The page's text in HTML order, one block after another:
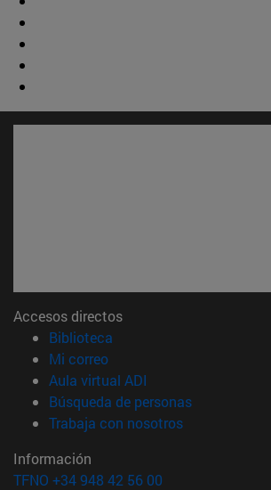
Accesos directos
Biblioteca
Mi correo(abre en nueva ventana)
Aula virtual ADI
Búsqueda de personas(abre en
Trabaja con nosotros(abre en
Información
TFNO +34 948 42 56 00